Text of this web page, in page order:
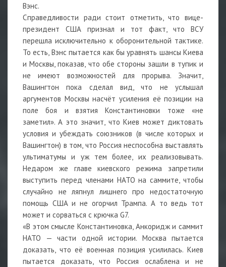
Вэнс.
Справедливости ради стоит отметить, что вице-
президент США признал и тот факт, что ВСУ
перешла исключительно к оборонительной тактике.
То есть, Вэнс пытается как бы уравнять шансы Киева
и Москвы, показав, что обе стороны зашли в тупик и
не имеют возможностей для прорыва. Значит,
Вашингтон пока сделал вид, что не услышал
аргументов Москвы насчёт усиления её позиции на
поле боя и взятия Константиновки тоже «не
заметил». А это значит, что Киев может диктовать
условия и убеждать союзников (в числе которых и
Вашингтон) в том, что Россия неспособна выставлять
ультиматумы и уж тем более, их реализовывать.
Недаром же главе киевского режима запретили
выступить перед членами НАТО на саммите, чтобы
случайно не ляпнул лишнего про недостаточную
помощь США и не огорчил Трампа. А то ведь тот
может и сорваться с крючка G7.
«В этом смысле Константиновка, Анкоридж и саммит
НАТО — части одной истории. Москва пытается
доказать, что её военная позиция усилилась. Киев
пытается доказать, что Россия ослаблена и не